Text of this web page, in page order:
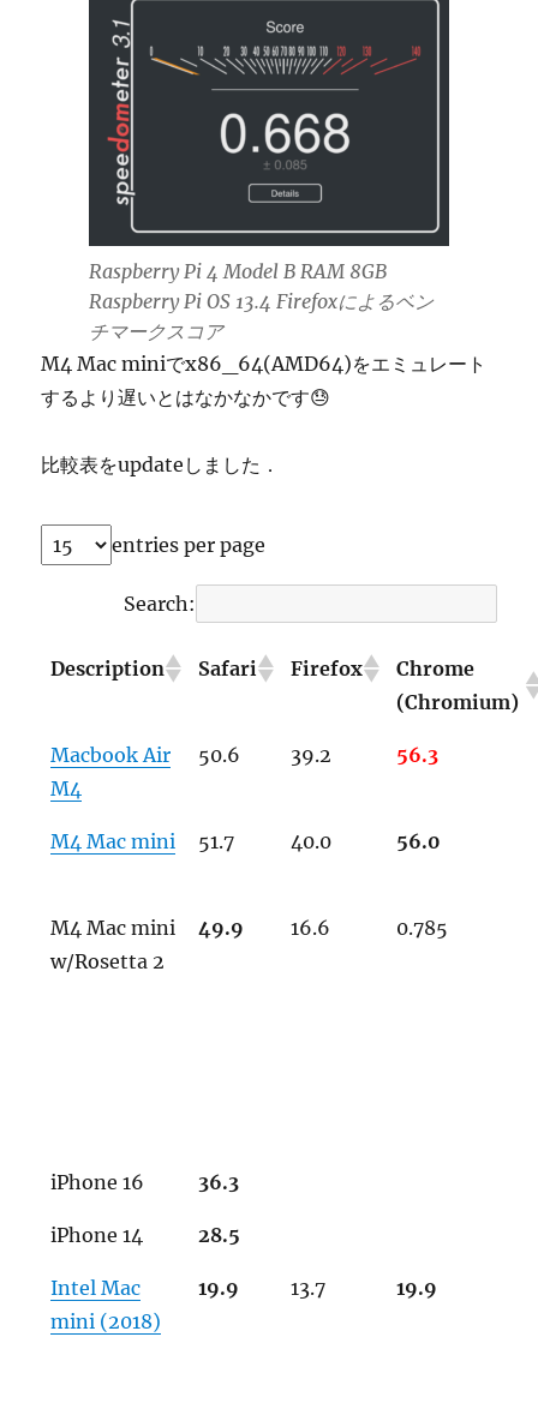
Raspberry Pi 4 Model B RAM 8GB
Raspberry Pi OS 13.4 Firefoxによるベン
チマークスコア
M4 Mac miniでx86_64(AMD64)をエミュレート
するより遅いとはなかなかです😓
比較表をupdateしました．
entries per page
Search:
Description Safari Firefox
Chrome
(Chromium)
Macbook Air
M4
50.6 39.2 56.3
M4 Mac mini 51.7 40.0 56.0
M4 Mac mini
w/Rosetta 2
49.9 16.6 0.785
iPhone 16 36.3
iPhone 14 28.5
Intel Mac
mini (2018)
19.9 13.7 19.9